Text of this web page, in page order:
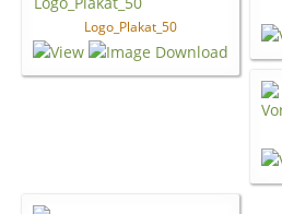
Logo_Plakat_50